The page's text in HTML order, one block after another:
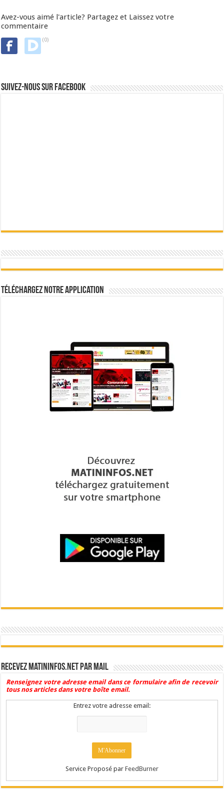
Avez-vous aimé l'article? Partagez et Laissez votre
commentaire
(0)
Suivez-nous sur Facebook
Téléchargez notre Application
Recevez Matininfos.net par mail
Renseignez votre adresse email dans ce formulaire afin de recevoir
tous nos articles dans votre boîte email.
Entrez votre adresse email:
Service Proposé par FeedBurner